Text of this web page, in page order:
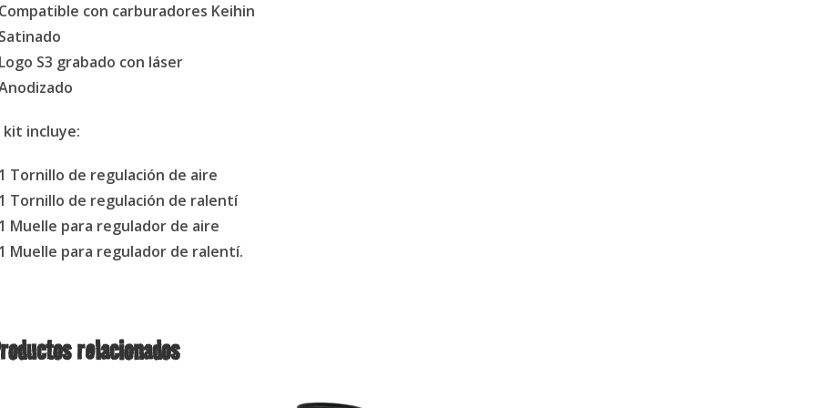
con carburadores Keihin
S3 grabado con láser
kit incluye:
Tornillo de regulación de aire
Tornillo de regulación de ralentí
Muelle para regulador de aire
Muelle para regulador de ralentí.
relacionados